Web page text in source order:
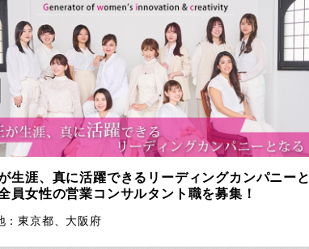
が生涯、真に活躍できるリーディングカンパニーと
員女性の営業コンサルタント職を募集！
：東京都、 大阪府